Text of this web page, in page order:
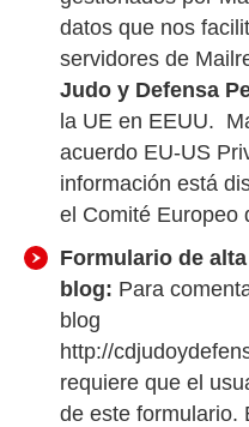
datos que nos
servidores de
Judo y Defensa
la UE en EEUU.
acuerdo EU-US
información está
el Comité Europeo
Formulario de
blog: Para
blog
http://
requiere que el
de este formulario.